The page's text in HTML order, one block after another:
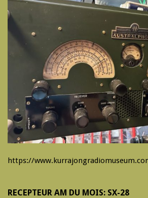
https://
RECEPTEUR AM DU MOIS: SX-28